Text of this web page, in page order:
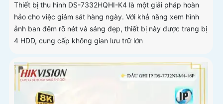
Thiết bị thu hình DS-7332HQHI-K4 là một giải pháp hoàn
hảo cho việc giám sát hàng ngày. Với khả năng xem hình
ảnh ban đêm rõ nét và sáng đẹp, thiết bị này được trang bị
4 HDD, cung cấp không gian lưu trữ lớn